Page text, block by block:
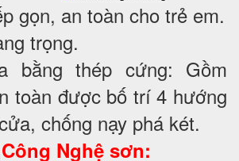
gọn, an toàn cho trẻ em.
trọng.
bằng thép cứng: Gồm
toàn được bố trí 4 hướng
chống nạy phá két.
Công Nghệ sơn: